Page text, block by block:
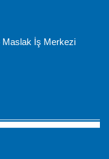
Maslak İş Merkezi